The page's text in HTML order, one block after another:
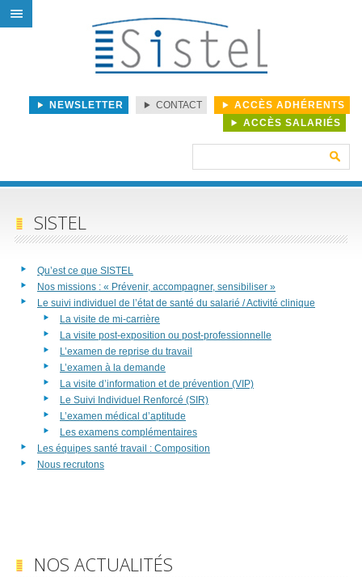
NEWSLETTER CONTACT
ACCÈS ADHÉRENTS
ACCÈS SALARIÉS
SISTEL
Qu’est ce que SISTEL
Nos missions : « Prévenir, accompagner, sensibiliser »
Le suivi individuel de l’état de santé du salarié / Activité clinique
La visite de mi-carrière
La visite post-exposition ou post-professionnelle
L’examen de reprise du travail
L’examen à la demande
La visite d’information et de prévention (VIP)
Le Suivi Individuel Renforcé (SIR)
L’examen médical d’aptitude
Les examens complémentaires
Les équipes santé travail : Composition
Nous recrutons
NOS ACTUALITÉS